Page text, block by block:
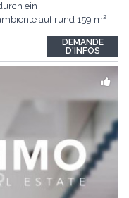
ein
auf rund 159 m²
Zustand und vereint
nachhaltiger
DEMANDE
D'INFOS